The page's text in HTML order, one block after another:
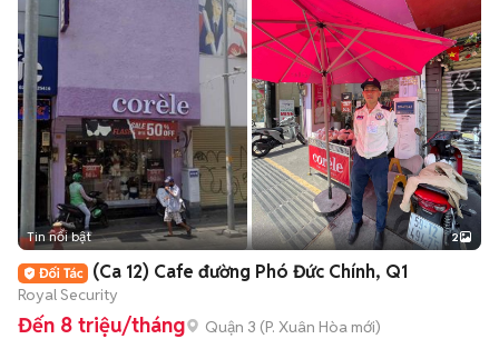
Tin nổi bật 2
(Ca 12) Cafe đường Phó Đức Chính, Q1
Royal Security
Đến 8 triệu/tháng Quận 3 (P. Xuân Hòa mới)